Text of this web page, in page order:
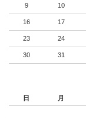
9 10
16 17
23 24
30 31
日 月